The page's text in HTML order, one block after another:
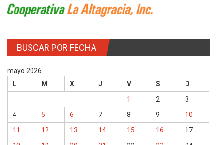
BUSCAR POR FECHA
mayo 2026
L
M X J V S
D
1
2
3
4
5 6 7 8 9
10
11
12 13 14 15 16
17